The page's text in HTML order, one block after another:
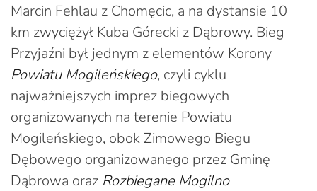
Marcin Fehlau z Chomęcic, a na dystansie 10
km zwyciężył Kuba Górecki z Dąbrowy. Bieg
Przyjaźni był jednym z elementów Korony
Powiatu Mogileńskiego, czyli cyklu
najważniejszych imprez biegowych
organizowanych na terenie Powiatu
Mogileńskiego, obok Zimowego Biegu
Dębowego organizowanego przez Gminę
Dąbrowa oraz Rozbiegane Mogilno